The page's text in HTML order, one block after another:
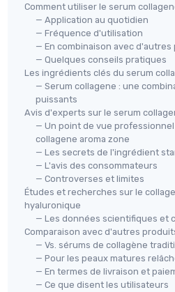
Comment utiliser le serum
— Application au quotidien
— Fréquence d'utilisation
— En combinaison avec d'autres
— Quelques conseils pratiques
Les ingrédients clés du serum
— Serum collagene : une
puissants
Avis d'experts sur le serum
— Un point de vue
collagene aroma zone
— Les secrets de l'ingrédient
— L'avis des consommateurs
— Controverses et limites
Études et recherches sur le
hyaluronique
— Les données scientifiques et
Comparaison avec d'autres
— Vs. sérums de collagène
— Pour les peaux matures
— En termes de livraison et
— Ce que disent les utilisateurs